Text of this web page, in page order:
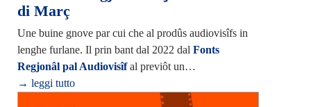
di Març
Une buine gnove par cui che al prodûs audiovisîfs in
lenghe furlane. Il prin bant dal 2022 dal Fonts
Regjonâl pal Audiovisîfal previôt un…
→ leggi tutto